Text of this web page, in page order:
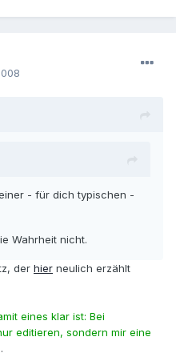
- für dich typischen -
Wahrheit nicht.
der hier neulich erzählt
eines klar ist: Bei
editieren, sondern mir eine
.